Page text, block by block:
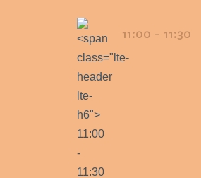
11:00 - 11:30